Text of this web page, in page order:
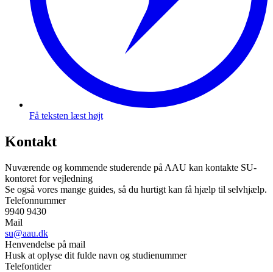
Få teksten læst højt
Kontakt
Nuværende og kommende studerende på AAU kan kontakte SU-
kontoret for vejledning
Se også vores mange guides, så du hurtigt kan få hjælp til selvhjælp.
Telefonnummer
9940 9430
Mail
su@aau.dk
Henvendelse på mail
Husk at oplyse dit fulde navn og studienummer
Telefontider